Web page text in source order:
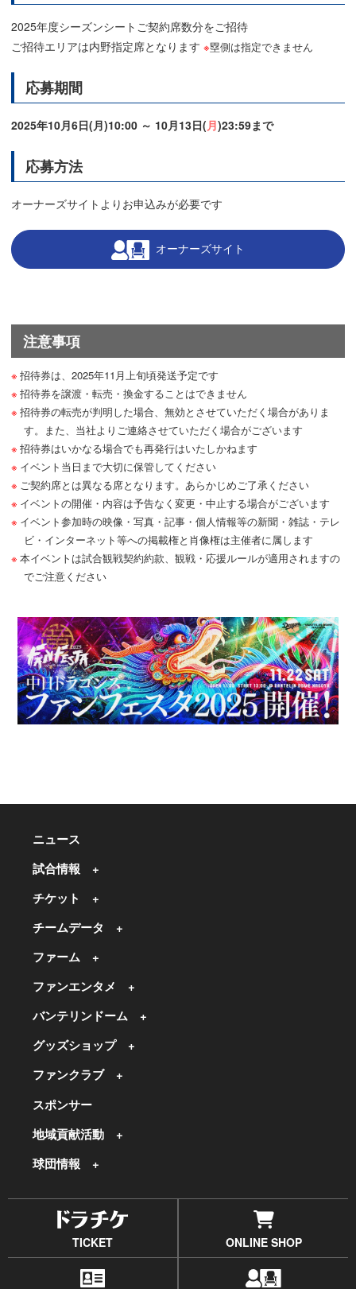
2025年度シーズンシートご契約席数分をご招待
ご招待エリアは内野指定席となります ※塁側は指定できません
応募期間
2025年10月6日(月)10:00 ～ 10月13日(月)23:59まで
応募方法
オーナーズサイトよりお申込みが必要です
オーナーズサイト
注意事項
招待券は、2025年11月上旬頃発送予定です
招待券を譲渡・転売・換金することはできません
招待券の転売が判明した場合、無効とさせていただく場合がありま
す。また、当社よりご連絡させていただく場合がございます
招待券はいかなる場合でも再発行はいたしかねます
イベント当日まで大切に保管してください
ご契約席とは異なる席となります。あらかじめご了承ください
イベントの開催・内容は予告なく変更・中止する場合がございます
イベント参加時の映像・写真・記事・個人情報等の新聞・雑誌・テレ
ビ・インターネット等への掲載権と肖像権は主催者に属します
本イベントは試合観戦契約約款、観戦・応援ルールが適用されますの
でご注意ください
ニュース
試合情報
チケット
チームデータ
ファーム
ファンエンタメ
バンテリンドーム
グッズショップ
ファンクラブ
スポンサー
地域貢献活動
球団情報
TICKET ONLINE SHOP